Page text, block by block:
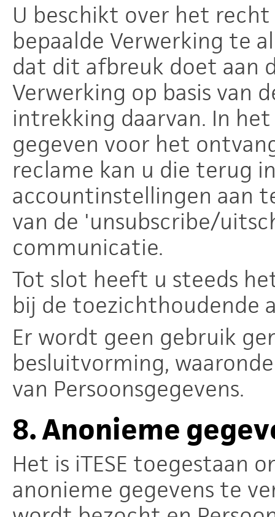
U beschikt over het
bepaalde Verwerking te
dat dit afbreuk doet aan
Verwerking op basis van
intrekking daarvan. In
gegeven voor het
reclame kan u die terug
accountinstellingen aan
van de 'unsubscribe/
communicatie.
Tot slot heeft u steeds
bij de toezichthoudende
Er wordt geen gebruik
besluitvorming,
van Persoonsgegevens.
8.Anonieme
Het is iTESE toegestaan
anonieme gegevens te